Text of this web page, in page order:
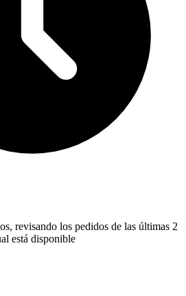
revisando los pedidos de las últimas 2
está disponible